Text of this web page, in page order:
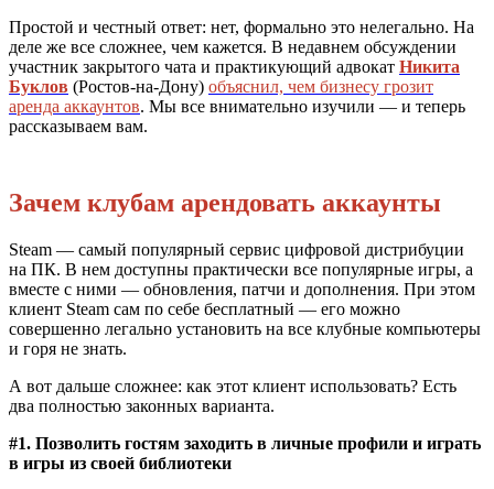
Простой и честный ответ: нет, формально это нелегально. На
деле же все сложнее, чем кажется. В недавнем обсуждении
участник закрытого чата и практикующий адвокат Никита
Буклов (Ростов-на-Дону) объяснил, чем бизнесу грозит
аренда аккаунтов. Мы все внимательно изучили — и теперь
рассказываем вам.
Зачем клубам арендовать аккаунты
Steam — самый популярный сервис цифровой дистрибуции
на ПК. В нем доступны практически все популярные игры, а
вместе с ними — обновления, патчи и дополнения. При этом
клиент Steam сам по себе бесплатный — его можно
совершенно легально установить на все клубные компьютеры
и горя не знать.
А вот дальше сложнее: как этот клиент использовать? Есть
два полностью законных варианта.
#1. Позволить гостям заходить в личные профили и играть
в игры из своей библиотеки